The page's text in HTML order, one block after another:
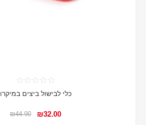
כלי לבישול ביצים במיקרו
₪32.00
₪44.90